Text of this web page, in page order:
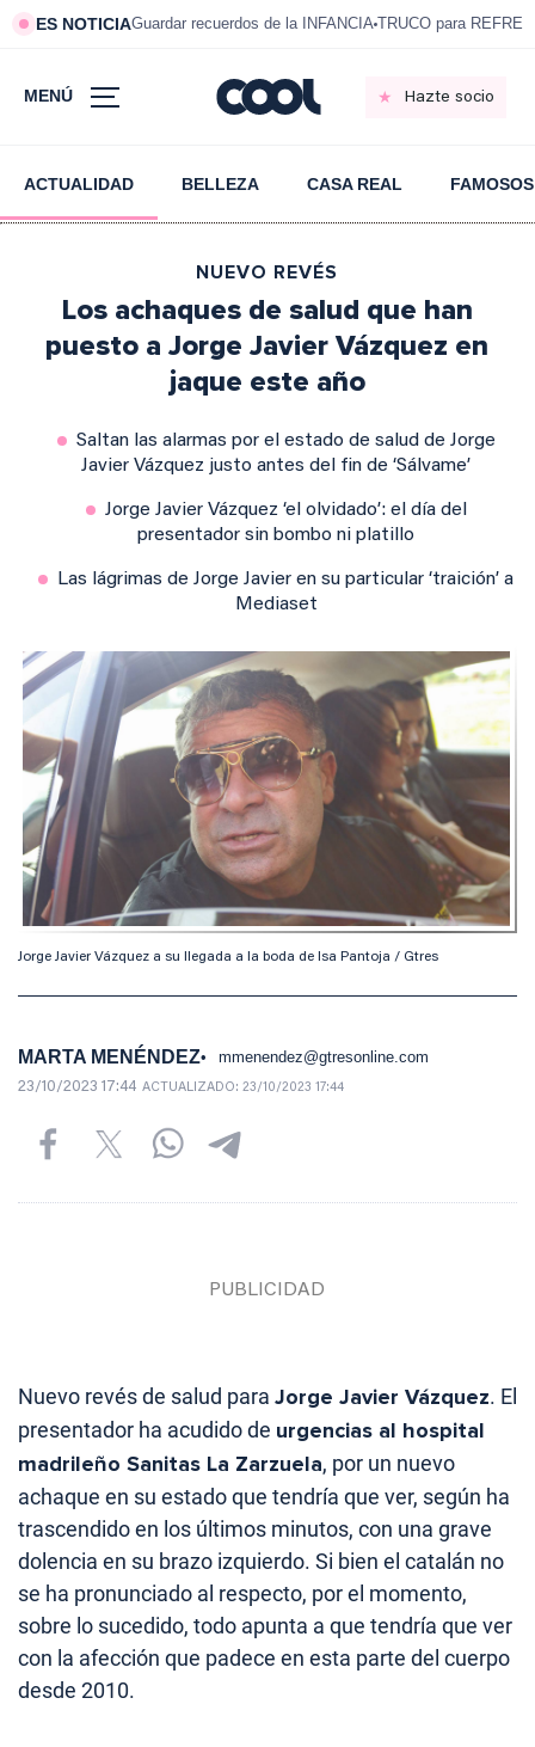
ES NOTICIAGuardar recuerdos de la INFANCIA TRUCO para
MENÚ Hazte socio
ACTUALIDAD BELLEZA CASA REAL FAMOSOS
NUEVO REVÉS
Los achaques de salud que han
puesto a Jorge Javier Vázquez en
jaque este año
Saltan las alarmas por el estado de salud de Jorge
Javier Vázquez justo antes del fin de ‘Sálvame’
Jorge Javier Vázquez ‘el olvidado’: el día del
presentador sin bombo ni platillo
Las lágrimas de Jorge Javier en su particular ‘traición’ a
Mediaset
Jorge Javier Vázquez a su llegada a la boda de Isa Pantoja / Gtres
MARTA MENÉNDEZ mmenendez@gtresonline.com
23/10/2023 17:44 ACTUALIZADO: 23/10/2023 17:44
Nuevo revés de salud para Jorge Javier Vázquez. El
presentador ha acudido de urgencias al hospital
madrileño Sanitas La Zarzuela, por un nuevo
achaque en su estado que tendría que ver, según ha
trascendido en los últimos minutos, con una grave
dolencia en su brazo izquierdo. Si bien el catalán no
se ha pronunciado al respecto, por el momento,
sobre lo sucedido, todo apunta a que tendría que ver
con la afección que padece en esta parte del cuerpo
desde 2010.